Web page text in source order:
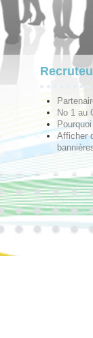
No 1 au
Afficher